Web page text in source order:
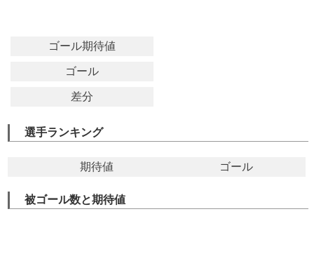
ゴール期待値
ゴール
差分
選手ランキング
期待値 ゴール
被ゴール数と期待値